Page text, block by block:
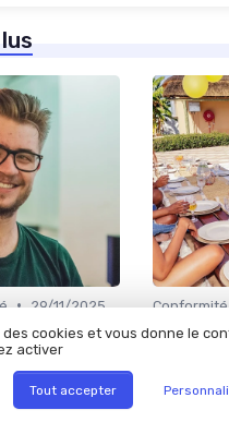
• 29/11/2025
processus
cookies et vous donne le
activer
Tout accepter